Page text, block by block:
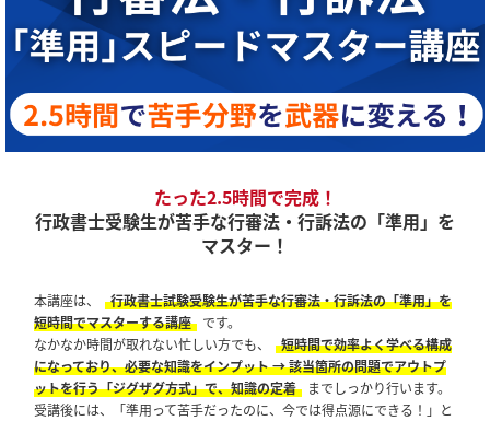
たった2.5時間で完成！
行政書士受験生が苦手な行審法・行訴法の「準用」を
マスター！
本講座は、
行政書士試験受験生が苦手な行審法・行訴法の「準用」を
短時間でマスターする講座
です。
なかなか時間が取れない忙しい方でも、
短時間で効率よく学べる構成
になっており、必要な知識をインプット → 該当箇所の問題でアウトプ
ットを行う「ジグザグ方式」で、知識の定着
までしっかり行います。
受講後には、「準用って苦手だったのに、今では得点源にできる！」と